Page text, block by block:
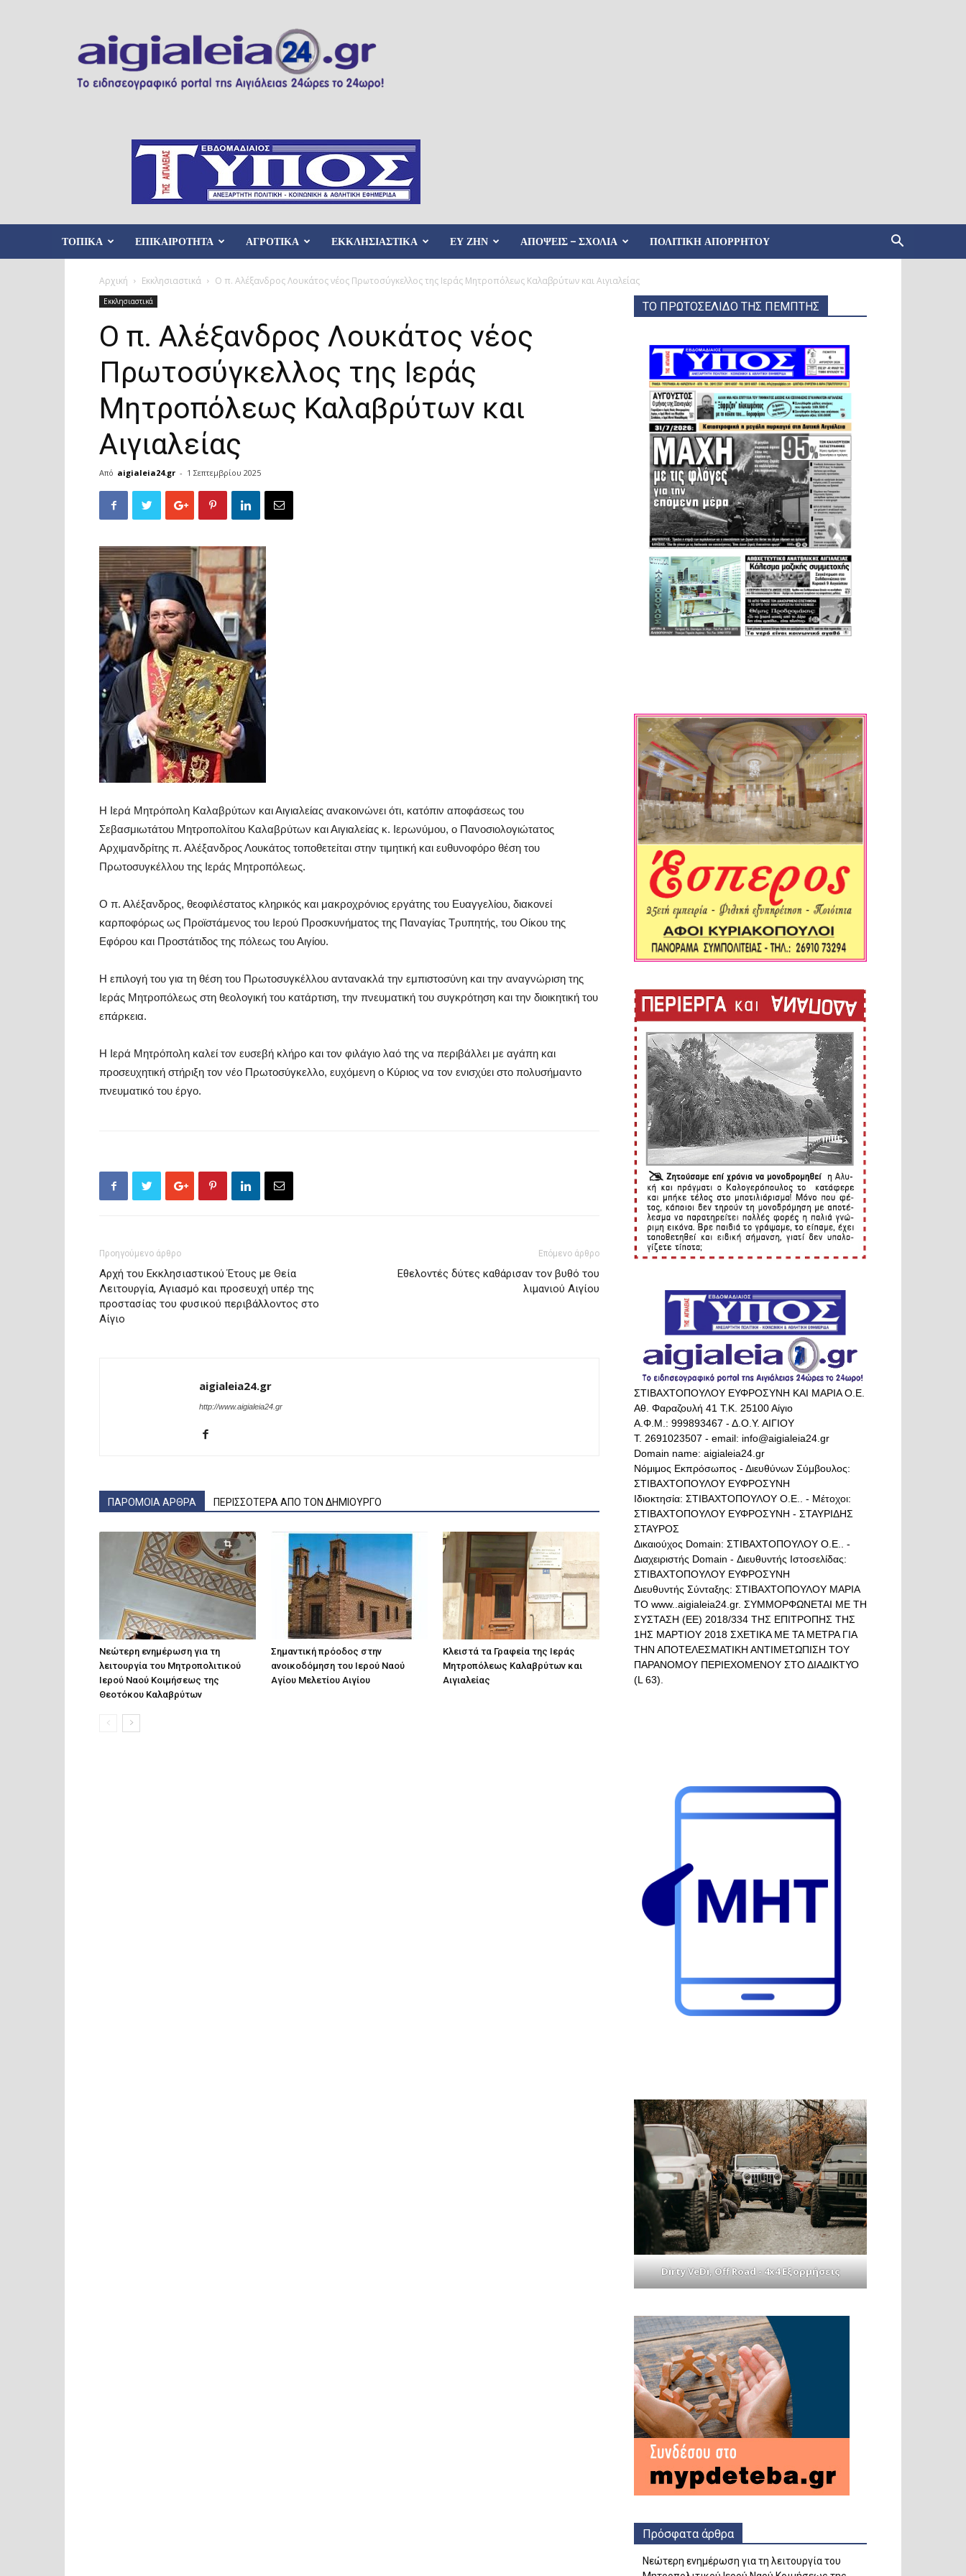
ΤΟΠΙΚΑ ΕΠΙΚΑΙΡΟΤΗΤΑ ΑΓΡΟΤΙΚΑ ΕΚΚΛΗΣΙΑΣΤΙΚΑ ΕΥ ΖΗΝ ΑΠΟΨΕΙΣ – ΣΧΟΛΙΑ ΠΟΛΙΤΙΚΉ ΑΠΟΡΡΉΤΟΥ
Αρχική Εκκλησιαστικά Ο π. Αλέξανδρος Λουκάτος νέος Πρωτοσύγκελλος της Ιεράς Μητροπόλεως Καλαβρύτων και Αιγιαλείας
Εκκλησιαστικά
Ο π. Αλέξανδρος Λουκάτος νέος
Πρωτοσύγκελλος της Ιεράς
Μητροπόλεως Καλαβρύτων και
Αιγιαλείας
Από aigialeia24.gr - 1 Σεπτεμβρίου 2025
Η Ιερά Μητρόπολη Καλαβρύτων και Αιγιαλείας ανακοινώνει ότι, κατόπιν αποφάσεως του
Σεβασμιωτάτου Μητροπολίτου Καλαβρύτων και Αιγιαλείας κ. Ιερωνύμου, ο Πανοσιολογιώτατος
Αρχιμανδρίτης π. Αλέξανδρος Λουκάτος τοποθετείται στην τιμητική και ευθυνοφόρο θέση του
Πρωτοσυγκέλλου της Ιεράς Μητροπόλεως.
Ο π. Αλέξανδρος, θεοφιλέστατος κληρικός και μακροχρόνιος εργάτης του Ευαγγελίου, διακονεί
καρποφόρως ως Προϊστάμενος του Ιερού Προσκυνήματος της Παναγίας Τρυπητής, του Οίκου της
Εφόρου και Προστάτιδος της πόλεως του Αιγίου.
Η επιλογή του για τη θέση του Πρωτοσυγκέλλου αντανακλά την εμπιστοσύνη και την αναγνώριση της
Ιεράς Μητροπόλεως στη θεολογική του κατάρτιση, την πνευματική του συγκρότηση και την διοικητική του
επάρκεια.
Η Ιερά Μητρόπολη καλεί τον ευσεβή κλήρο και τον φιλάγιο λαό της να περιβάλλει με αγάπη και
προσευχητική στήριξη τον νέο Πρωτοσύγκελλο, ευχόμενη ο Κύριος να τον ενισχύει στο πολυσήμαντο
πνευματικό του έργο.
Προηγούμενο άρθρο
Αρχή του Εκκλησιαστικού Έτους με Θεία
Λειτουργία, Αγιασμό και προσευχή υπέρ της
προστασίας του φυσικού περιβάλλοντος στο
Αίγιο
Επόμενο άρθρο
Εθελοντές δύτες καθάρισαν τον βυθό του
λιμανιού Αιγίου
aigialeia24.gr
http://www.aigialeia24.gr
ΠΑΡΟΜΟΙΑ ΑΡΘΡΑ ΠΕΡΙΣΣΟΤΕΡΑ ΑΠΟ ΤΟΝ ΔΗΜΙΟΥΡΓΟ
Νεώτερη ενημέρωση για τη
λειτουργία του Μητροπολιτικού
Ιερού Ναού Κοιμήσεως της
Θεοτόκου Καλαβρύτων
Σημαντική πρόοδος στην
ανοικοδόμηση του Ιερού Ναού
Αγίου Μελετίου Αιγίου
Κλειστά τα Γραφεία της Ιεράς
Μητροπόλεως Καλαβρύτων και
Αιγιαλείας
ΤΟ ΠΡΩΤΟΣΕΛΙΔΟ ΤΗΣ ΠΕΜΠΤΗΣ
ΣΤΙΒΑΧΤΟΠΟΥΛΟΥ ΕΥΦΡΟΣΥΝΗ ΚΑΙ ΜΑΡΙΑ Ο.Ε.
Αθ. Φαραζουλή 41 Τ.Κ. 25100 Αίγιο
Α.Φ.Μ.: 999893467 - Δ.Ο.Υ. ΑΙΓΙΟΥ
Τ. 2691023507 - email: info@aigialeia24.gr
Domain name: aigialeia24.gr
Νόμιμος Εκπρόσωπος - Διευθύνων Σύμβουλος:
ΣΤΙΒΑΧΤΟΠΟΥΛΟΥ ΕΥΦΡΟΣΥΝΗ
Ιδιοκτησία: ΣΤΙΒΑΧΤΟΠΟΥΛΟΥ Ο.Ε.. - Μέτοχοι:
ΣΤΙΒΑΧΤΟΠΟΥΛΟΥ ΕΥΦΡΟΣΥΝΗ - ΣΤΑΥΡΙΔΗΣ
ΣΤΑΥΡΟΣ
Δικαιούχος Domain: ΣΤΙΒΑΧΤΟΠΟΥΛΟΥ Ο.Ε.. -
Διαχειριστής Domain - Διευθυντής Ιστοσελίδας:
ΣΤΙΒΑΧΤΟΠΟΥΛΟΥ ΕΥΦΡΟΣΥΝΗ
Διευθυντής Σύνταξης: ΣΤΙΒΑΧΤΟΠΟΥΛΟΥ ΜΑΡΙΑ
ΤΟ www..aigialeia24.gr. ΣΥΜΜΟΡΦΩΝΕΤΑΙ ΜΕ ΤΗ
ΣΥΣΤΑΣΗ (ΕΕ) 2018/334 ΤΗΣ ΕΠΙΤΡΟΠΗΣ ΤΗΣ
1ΗΣ ΜΑΡΤΙΟΥ 2018 ΣΧΕΤΙΚΑ ΜΕ ΤΑ ΜΕΤΡΑ ΓΙΑ
ΤΗΝ ΑΠΟΤΕΛΕΣΜΑΤΙΚΗ ΑΝΤΙΜΕΤΩΠΙΣΗ ΤΟΥ
ΠΑΡΑΝΟΜΟΥ ΠΕΡΙΕΧΟΜΕΝΟΥ ΣΤΟ ΔΙΑΔΙΚΤΥΟ
(L 63).
Dirty VeDi, Off Road - 4x4 Εξορμήσεις
Πρόσφατα άρθρα
Νεώτερη ενημέρωση για τη λειτουργία του